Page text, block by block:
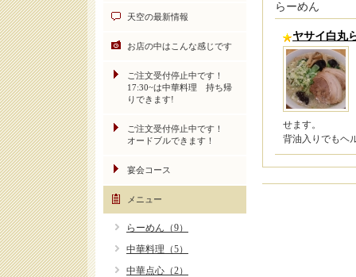
らーめん
ヤサイ白丸
せます。
背油入りでもヘ
天空の最新情報
お店の中はこんな感じです
ご注文受付停止中です！
17:30~は中華料理 持ち帰
りできます!
ご注文受付停止中です！
オードブルできます！
宴会コース
メニュー
らーめん（9）
中華料理（5）
中華点心（2）